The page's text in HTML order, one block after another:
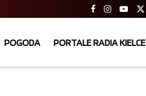
POGODA PORTALE RADIA KIELCE